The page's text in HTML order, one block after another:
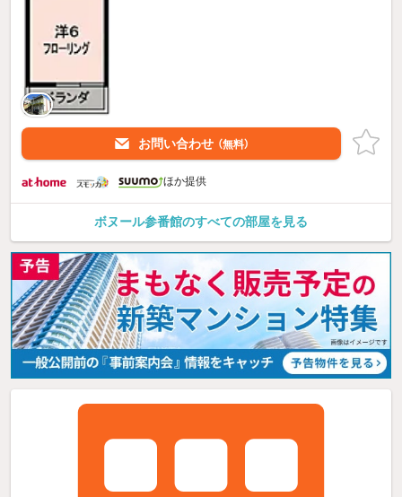
お問い合わせ （無料）
ほか提供
ボヌール参番館のすべての部屋を見る